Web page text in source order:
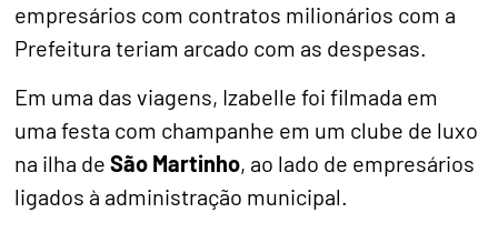
empresários com contratos milionários com a
Prefeitura teriam arcado com as despesas.
Em uma das viagens, Izabelle foi filmada em
uma festa com champanhe em um clube de luxo
na ilha deSão Martinho, ao lado de empresários
ligados à administração municipal.